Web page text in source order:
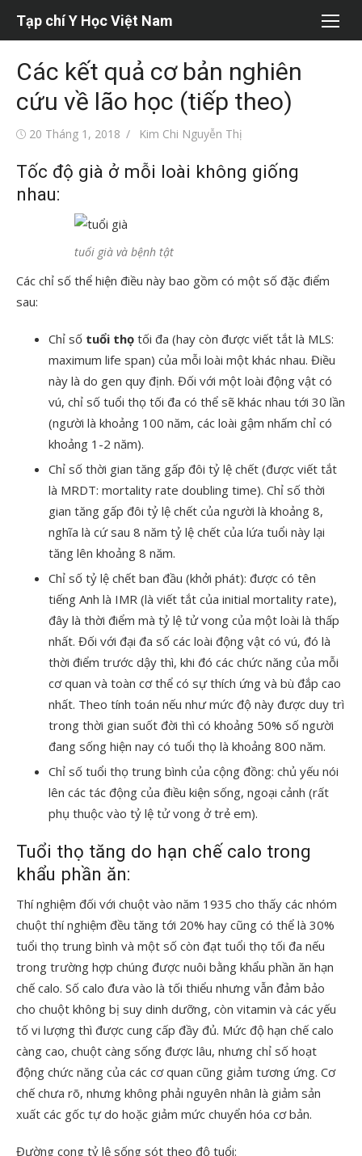
dung
Tạp chí Y Học Việt Nam
Các kết quả cơ bản nghiên
cứu về lão học (tiếp theo)
Đăng20 Tháng 1, 2018
Tác
Kim Chi Nguyễn Thị
Tốc độ già ở mỗi loài không giống
nhau:
tuổi già và bệnh tật
Các chỉ số thể hiện điều này bao gồm có một số đặc điểm
sau:
Chỉ số tuổi thọ tối đa (hay còn được viết tắt là MLS:
maximum life span) của mỗi loài một khác nhau. Điều
này là do gen quy định. Đối với một loài động vật có
vú, chỉ số tuổi thọ tối đa có thể sẽ khác nhau tới 30 lần
(người là khoảng 100 năm, các loài gậm nhấm chỉ có
khoảng 1-2 năm).
Chỉ số thời gian tăng gấp đôi tỷ lệ chết (được viết tắt
là MRDT: mortality rate doubling time). Chỉ số thời
gian tăng gấp đôi tỷ lệ chết của người là khoảng 8,
nghĩa là cứ sau 8 năm tỷ lệ chết của lứa tuổi này lại
tăng lên khoảng 8 năm.
Chỉ số tỷ lệ chết ban đầu (khởi phát): được có tên
tiếng Anh là IMR (là viết tắt của initial mortality rate),
đây là thời điểm mà tỷ lệ tử vong của một loài là thấp
nhất. Đối với đại đa số các loài động vật có vú, đó là
thời điểm trước dậy thì, khi đó các chức năng của mỗi
cơ quan và toàn cơ thể có sự thích ứng và bù đắp cao
nhất. Theo tính toán nếu như mức độ này được duy trì
trong thời gian suốt đời thì có khoảng 50% số người
đang sống hiện nay có tuổi thọ là khoảng 800 năm.
Chỉ số tuổi thọ trung bình của cộng đồng: chủ yếu nói
lên các tác động của điều kiện sống, ngoại cảnh (rất
phụ thuộc vào tỷ lệ tử vong ở trẻ em).
Tuổi thọ tăng do hạn chế calo trong
khẩu phần ăn:
Thí nghiệm đối với chuột vào năm 1935 cho thấy các nhóm
chuột thí nghiệm đều tăng tới 20% hay cũng có thể là 30%
tuổi thọ trung bình và một số còn đạt tuổi thọ tối đa nếu
trong trường hợp chúng được nuôi bằng khẩu phần ăn hạn
chế calo. Số calo đưa vào là tối thiểu nhưng vẫn đảm bảo
cho chuột không bị suy dinh dưỡng, còn vitamin và các yếu
tố vi lượng thì được cung cấp đầy đủ. Mức độ hạn chế calo
càng cao, chuột càng sống được lâu, nhưng chỉ số hoạt
động chức năng của các cơ quan cũng giảm tương ứng. Cơ
chế chưa rõ, nhưng không phải nguyên nhân là giảm sản
xuất các gốc tự do hoặc giảm mức chuyển hóa cơ bản.
Đường cong tỷ lệ sống sót theo độ tuổi: